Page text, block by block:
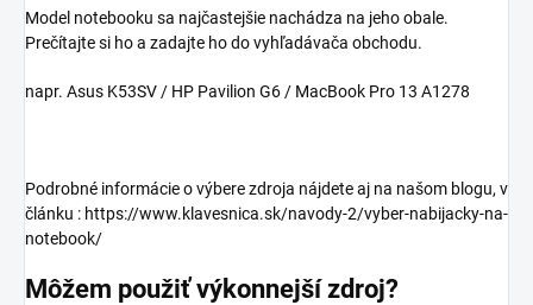
Model notebooku sa najčastejšie nachádza na jeho obale.
Prečítajte si ho a zadajte ho do vyhľadávača obchodu.
napr. Asus K53SV / HP Pavilion G6 / MacBook Pro 13 A1278
Podrobné informácie o výbere zdroja nájdete aj na našom blogu, v
článku : https://www.klavesnica.sk/navody-2/vyber-nabijacky-na-
notebook/
Môžem použiť výkonnejší zdroj?